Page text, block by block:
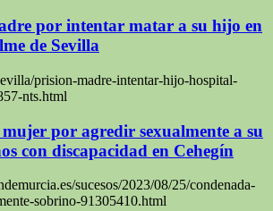
por intentar matar a su hijo en
de Sevilla
prision-madre-intentar-hijo-hospital-
nts.html
por agredir sexualmente a su
con discapacidad en Cehegín
sucesos/2023/08/25/condenada-
sobrino-91305410.html